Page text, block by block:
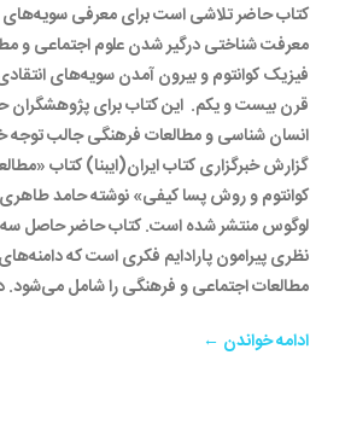
کتاب حاضر تلاشی است برای معرفی
معرفت شناختی درگیر شدن علوم اجتماعی و
فیزیک کوانتوم و بیرون آمدن سویه‌های
قرن بیست و یکم. این کتاب برای پژوهشگران
انسان شناسی و مطالعات فرهنگی جالب توجه
گزارش خبرگزاری کتاب ایران(ایبنا) کتاب
کوانتوم و روش پسا کیفی» نوشته حامد
لوگوس منتشر شده است. کتاب حاضر حاصل
نظری پیرامون پارادایم فکری است که
مطالعات اجتماعی و فرهنگی را شامل می‌شود.
ادامه خواندن ←